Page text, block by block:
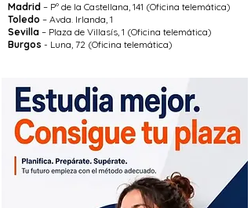
Madrid – Pº de la Castellana, 141 (Oficina telemática)
Toledo – Avda. Irlanda, 1
Sevilla – Plaza de Villasís, 1 (Oficina telemática)
Burgos - Luna, 72 (Oficina telemática)